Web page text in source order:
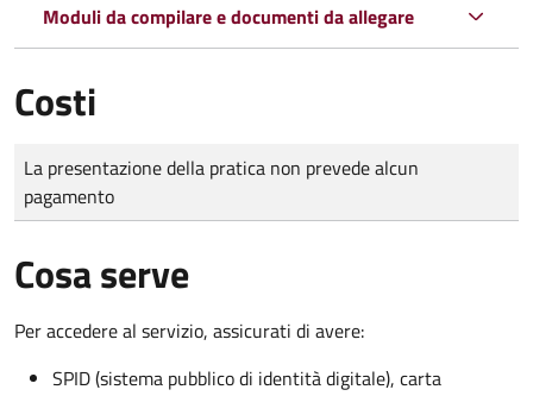
Moduli da compilare e documenti da allegare
Costi
Tipo di pagamento
Importo
La presentazione della pratica non prevede alcun
pagamento
Cosa serve
Per accedere al servizio, assicurati di avere:
SPID (sistema pubblico di identità digitale), carta